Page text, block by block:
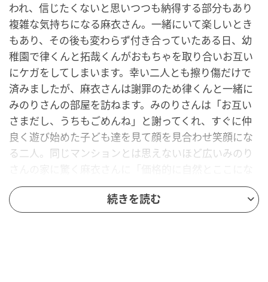
われ、信じたくないと思いつつも納得する部分もあり
複雑な気持ちになる麻衣さん。一緒にいて楽しいとき
もあり、その後も変わらず付き合っていたある日、幼
稚園で律くんと拓哉くんがおもちゃを取り合いお互い
にケガをしてしまいます。幸い二人とも擦り傷だけで
済みましたが、麻衣さんは謝罪のため律くんと一緒に
みのりさんの部屋を訪ねます。みのりさんは「お互い
さまだし、うちもごめんね」と謝ってくれ、すぐに仲
良く遊び始めた子ども達を見て顔を見合わせ笑顔にな
る二人。同じマンションとは思えないほど広いみのり
った」とさらりとマウント発言をするみのりさんでし
たが、「麻衣ちゃんが仕事遅いときとか私がお迎えし
続きを読む